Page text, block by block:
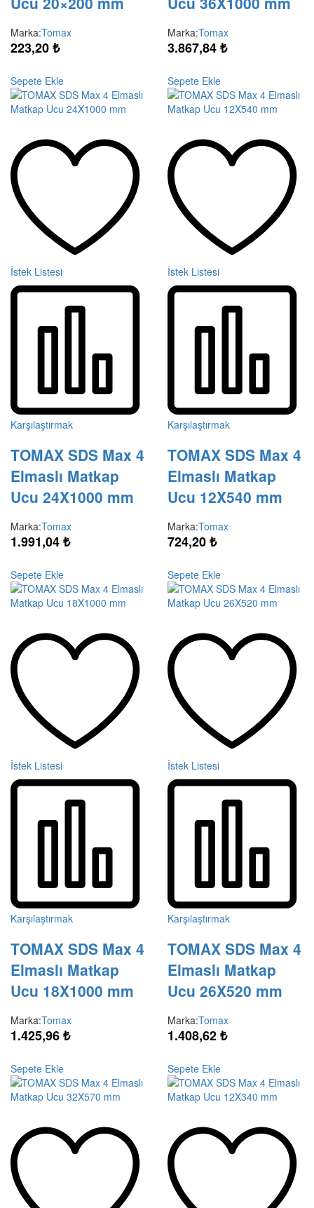
Marka:Tomax
223,20₺
Sepete Ekle
Marka:Tomax
3.867,84₺
Sepete Ekle
İstek Listesi
Karşılaştırmak
TOMAX SDS Max 4
Elmaslı Matkap
Ucu 24X1000 mm
Marka:Tomax
1.991,04₺
Sepete Ekle
İstek Listesi
Karşılaştırmak
TOMAX SDS Max 4
Elmaslı Matkap
Ucu 12X540 mm
Marka:Tomax
724,20₺
Sepete Ekle
İstek Listesi
Karşılaştırmak
TOMAX SDS Max 4
Elmaslı Matkap
Ucu 18X1000 mm
Marka:Tomax
1.425,96₺
Sepete Ekle
İstek Listesi
Karşılaştırmak
TOMAX SDS Max 4
Elmaslı Matkap
Ucu 26X520 mm
Marka:Tomax
1.408,62₺
Sepete Ekle